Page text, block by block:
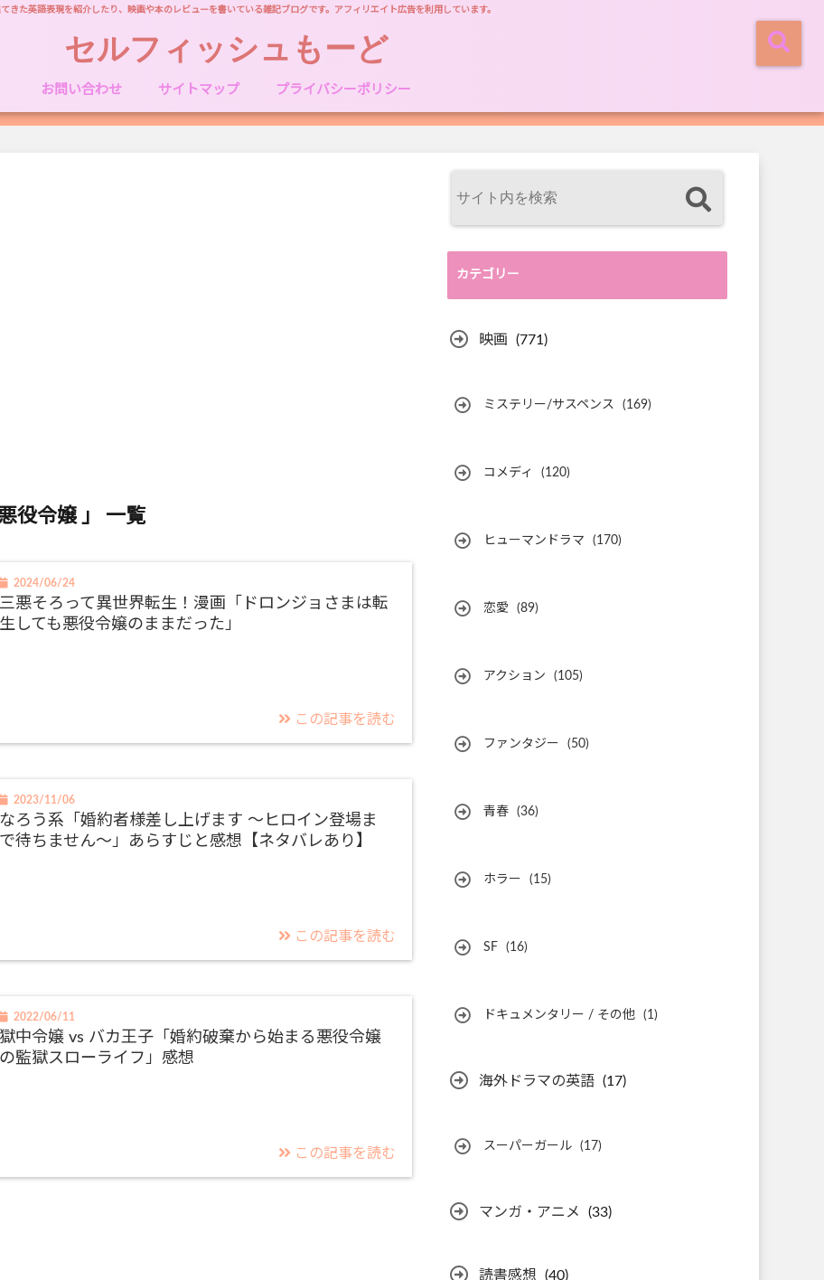
きた英語表現を紹介したり、映画や本のレビューを書いている雑記ブログです。アフィリエイト広告を利用しています。
セルフィッシュもーど
お問い合わせ サイトマップ プライバシーポリシー
悪役令嬢 」 一覧
2024/06/24
三悪そろって異世界転生！漫画「ドロンジョさまは転
生しても悪役令嬢のままだった」
この記事を読む
2023/11/06
なろう系「婚約者様差し上げます ～ヒロイン登場ま
で待ちません～」あらすじと感想【ネタバレあり】
この記事を読む
2022/06/11
獄中令嬢 vs バカ王子「婚約破棄から始まる悪役令嬢
の監獄スローライフ」感想
この記事を読む
カテゴリー
映画 (771)
ミステリー/サスペンス (169)
コメディ (120)
ヒューマンドラマ (170)
恋愛 (89)
アクション (105)
ファンタジー (50)
青春 (36)
ホラー (15)
SF (16)
ドキュメンタリー / その他 (1)
海外ドラマの英語 (17)
スーパーガール (17)
マンガ・アニメ (33)
読書感想 (40)